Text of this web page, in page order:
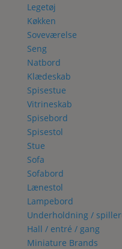
Legetøj
Køkken
Soveværelse
Seng
Natbord
Klædeskab
Spisestue
Vitrineskab
Spisebord
Spisestol
Stue
Sofa
Sofabord
Lænestol
Lampebord
Underholdning /
Hall / entré / gang
Miniature Brands